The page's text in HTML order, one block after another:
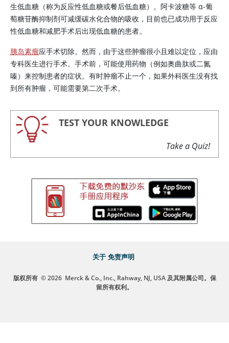
生低血糖（称为反应性低血糖或餐后低血糖）。阿卡波糖等 α-葡
萄糖苷酶抑制剂可减缓碳水化合物的吸收，目前也已成功用于反应
性低血糖和减肥手术后出现低血糖的患者。
胰岛素瘤应手术切除。然而，由于这些肿瘤很小且难以定位，应由
专科医生进行手术。手术前，可能使用药物（例如奥曲肽或二氮
嗪）来控制患者的症状。有时肿瘤不止一个，如果外科医生没有找
到所有肿瘤，可能需要第二次手术。
TEST YOUR KNOWLEDGE
Take a Quiz!
关于 免责声明
版权所有 © 2026 Merck & Co., Inc., Rahway, NJ, USA 及其附属公司。保
留所有权利。